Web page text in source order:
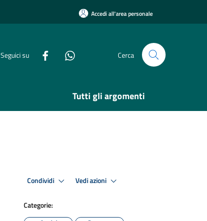
Accedi all'area personale
Seguici su Cerca
Tutti gli argomenti
Condividi Vedi azioni
Categorie: